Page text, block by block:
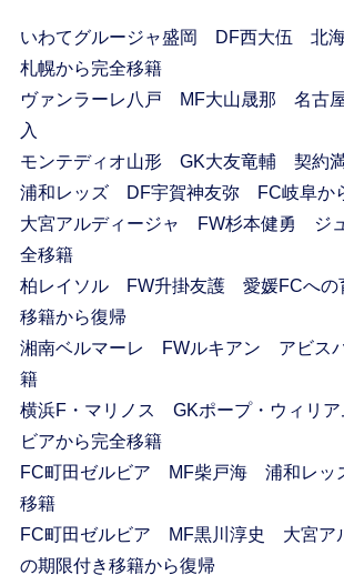
いわてグルージャ盛岡 DF西大伍 北海
札幌から完全移籍
ヴァンラーレ八戸 MF大山晟那 名古
入
モンテディオ山形 GK大友竜輔 契約
浦和レッズ DF宇賀神友弥 FC岐阜か
大宮アルディージャ FW杉本健勇 ジ
全移籍
柏レイソル FW升掛友護 愛媛FCへの
移籍から復帰
湘南ベルマーレ FWルキアン アビス
籍
横浜F・マリノス GKポープ・ウィリ
ビアから完全移籍
FC町田ゼルビア MF柴戸海 浦和レッ
移籍
FC町田ゼルビア MF黒川淳史 大宮ア
の期限付き移籍から復帰